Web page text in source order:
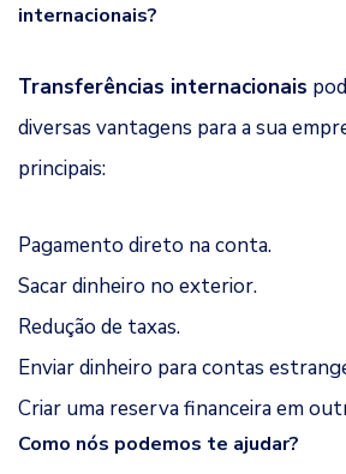
internacionais?
Transferências internacionais
diversas vantagens para a sua
principais:
Pagamento direto na conta.
Sacar dinheiro no exterior.
Redução de taxas.
Enviar dinheiro para contas
Criar uma reserva financeira em
Como nós podemos te ajudar?